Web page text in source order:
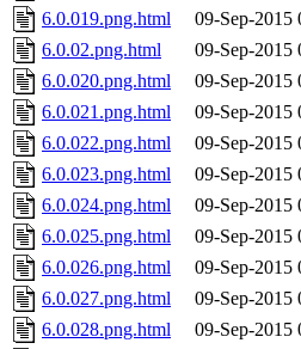
6.0.019.png.html
09-Sep-2015
6.0.02.png.html
09-Sep-2015
6.0.020.png.html
09-Sep-2015
6.0.021.png.html
09-Sep-2015
6.0.022.png.html
09-Sep-2015
6.0.023.png.html
09-Sep-2015
6.0.024.png.html
09-Sep-2015
6.0.025.png.html
09-Sep-2015
6.0.026.png.html
09-Sep-2015
6.0.027.png.html
09-Sep-2015
6.0.028.png.html
09-Sep-2015